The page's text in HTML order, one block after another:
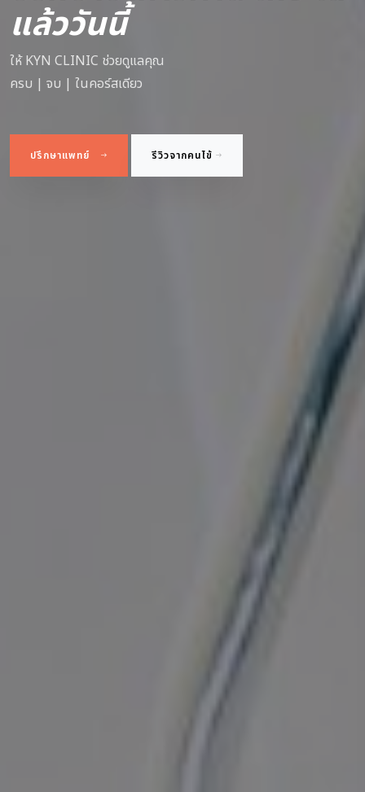
แล้ววันนี้
ให้ KYN CLINIC ช่วยดูแลคุณ
ครบ | จบ | ในคอร์สเดียว
ปรึกษาแพทย์ รีวิวจากคนไข้